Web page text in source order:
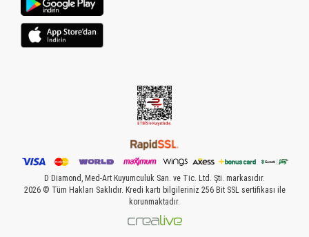
D Diamond, Med-Art Kuyumculuk San. ve Tic. Ltd. Şti. markasıdır.
2026 © Tüm Hakları Saklıdır. Kredi kartı bilgileriniz 256 Bit SSL sertifikası ile
korunmaktadır.